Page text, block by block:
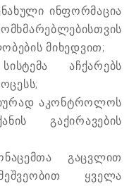
ინფორმაცია
მიხედვით;
აჩქარებს
აკონტროლოს
გაქირავების
გაცვლით
ყველა